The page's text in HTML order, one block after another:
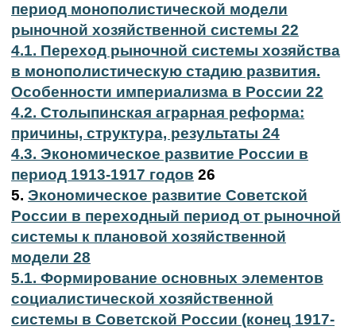
период монополистической модели
рыночной хозяйственной системы 22
4.1. Переход рыночной системы хозяйства
в монополистическую стадию развития.
Особенности империализма в России 22
4.2. Столыпинская аграрная реформа:
причины, структура, результаты 24
4.3. Экономическое развитие России в
период 1913-1917 годов 26
5. Экономическое развитие Советской
России в переходный период от рыночной
системы к плановой хозяйственной
модели 28
5.1. Формирование основных элементов
социалистической хозяйственной
системы в Советской России (конец 1917-